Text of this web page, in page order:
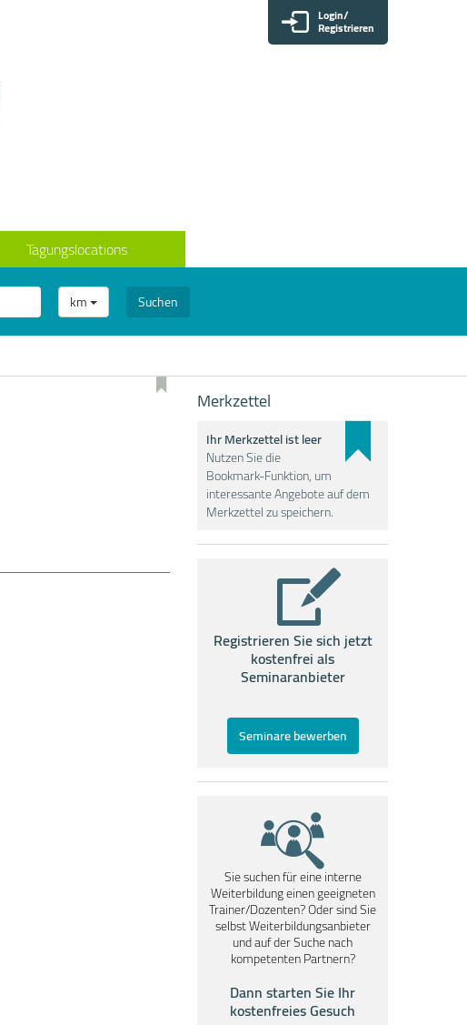
Login/
Registrieren
Tagungslocations
km Suchen
Merkzettel
Ihr Merkzettel ist leer
Nutzen Sie die
Bookmark-Funktion, um
interessante Angebote auf dem
Merkzettel zu speichern.
Registrieren Sie sich jetzt
kostenfrei als
Seminaranbieter
Seminare bewerben
Sie suchen für eine interne
Weiterbildung einen geeigneten
Trainer/Dozenten? Oder sind Sie
selbst Weiterbildungsanbieter
und auf der Suche nach
kompetenten Partnern?
Dann starten Sie Ihr
kostenfreies Gesuch